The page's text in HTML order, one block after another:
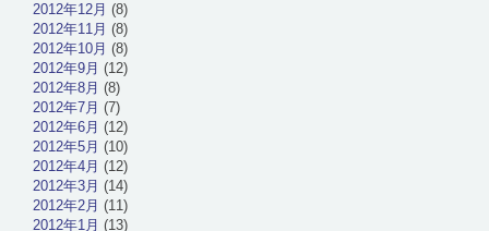
2012年12月 (8)
2012年11月 (8)
2012年10月 (8)
2012年9月 (12)
2012年8月 (8)
2012年7月 (7)
2012年6月 (12)
2012年5月 (10)
2012年4月 (12)
2012年3月 (14)
2012年2月 (11)
2012年1月 (13)